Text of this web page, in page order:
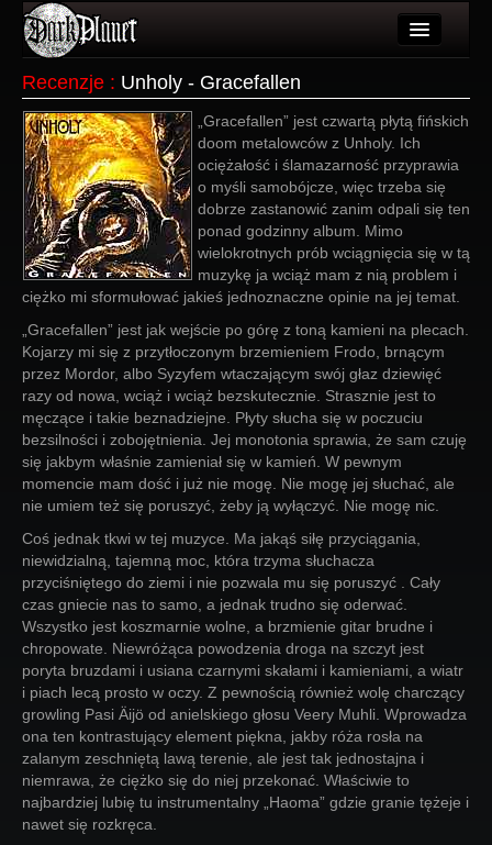
Użytkownicy
Wydarzenia
Galeria
Forum
Więcej
Login
Recenzje : Unholy - Gracefallen
„Gracefallen” jest czwartą płytą fińskich
doom metalowców z Unholy. Ich
ociężałość i ślamazarność przyprawia
o myśli samobójcze, więc trzeba się
dobrze zastanowić zanim odpali się ten
ponad godzinny album. Mimo
wielokrotnych prób wciągnięcia się w tą
muzykę ja wciąż mam z nią problem i
ciężko mi sformułować jakieś jednoznaczne opinie na jej temat.
„Gracefallen” jest jak wejście po górę z toną kamieni na plecach.
Kojarzy mi się z przytłoczonym brzemieniem Frodo, brnącym
przez Mordor, albo Syzyfem wtaczającym swój głaz dziewięć
razy od nowa, wciąż i wciąż bezskutecznie. Strasznie jest to
męczące i takie beznadziejne. Płyty słucha się w poczuciu
bezsilności i zobojętnienia. Jej monotonia sprawia, że sam czuję
się jakbym właśnie zamieniał się w kamień. W pewnym
momencie mam dość i już nie mogę. Nie mogę jej słuchać, ale
nie umiem też się poruszyć, żeby ją wyłączyć. Nie mogę nic.
Coś jednak tkwi w tej muzyce. Ma jakąś siłę przyciągania,
niewidzialną, tajemną moc, która trzyma słuchacza
przyciśniętego do ziemi i nie pozwala mu się poruszyć . Cały
czas gniecie nas to samo, a jednak trudno się oderwać.
Wszystko jest koszmarnie wolne, a brzmienie gitar brudne i
chropowate. Niewróżąca powodzenia droga na szczyt jest
poryta bruzdami i usiana czarnymi skałami i kamieniami, a wiatr
i piach lecą prosto w oczy. Z pewnością również wolę charczący
growling Pasi Äijö od anielskiego głosu Veery Muhli. Wprowadza
ona ten kontrastujący element piękna, jakby róża rosła na
zalanym zeschniętą lawą terenie, ale jest tak jednostajna i
niemrawa, że ciężko się do niej przekonać. Właściwie to
najbardziej lubię tu instrumentalny „Haoma” gdzie granie tężeje i
nawet się rozkręca.